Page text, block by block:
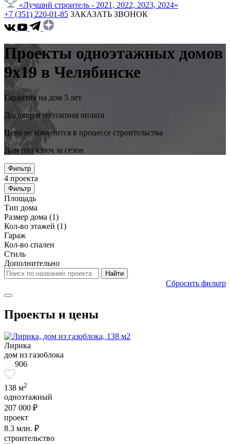
«Лучший строитель - 2021, 2022, 2023, 2024»
+7 (351) 220-01-85 ЗАКАЗАТЬ ЗВОНОК
Проекты одноэтажных домов
9x19 в Челябинске
Гарантия на дом 5 лет
Договор и поэтапная оплата
Цена не изменится в процессе строительства
Дом под ключ за сезон
Фильтр
4 проекта
Фильтр
Площадь
Тип дома
Размер дома (1)
Кол-во этажей (1)
Гараж
Кол-во спален
Стиль
Дополнительно
Сбросить фильтр
Проекты и цены
Лирика
дом из газоблока
906
138 м2
одноэтажный
207 000 ₽
проект
8.3 млн. ₽
строительство